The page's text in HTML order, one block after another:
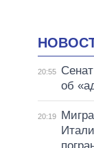
20:55
об
20:19